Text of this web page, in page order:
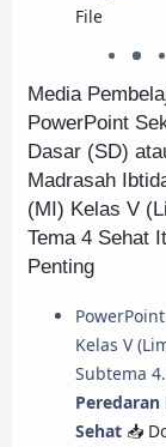
File
Media
PowerPoint
Dasar (SD)
Madrasah
(MI) Kelas V
Tema 4 Sehat
Penting
Kelas V
Subtema
Peredaran
Sehat 📥